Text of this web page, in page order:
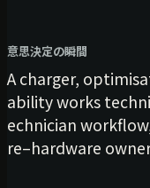
意思決定の瞬間
A charger,
ability works
echnician
re–hardware